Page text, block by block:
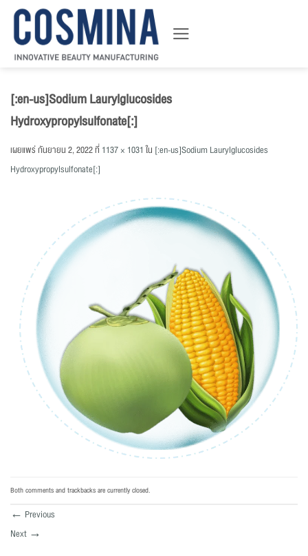
[:en-us]Sodium Laurylglucosides
Hydroxypropylsulfonate[:]
เผยแพร่กันยายน 2, 2022ที่1137 × 1031ใน [:en-us]Sodium Laurylglucosides
Hydroxypropylsulfonate[:]
Both comments and trackbacks are currently closed.
← Previous
Next →